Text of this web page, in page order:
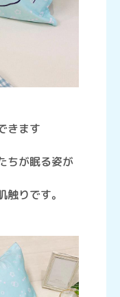
きます
ちが眠る姿が
りです。